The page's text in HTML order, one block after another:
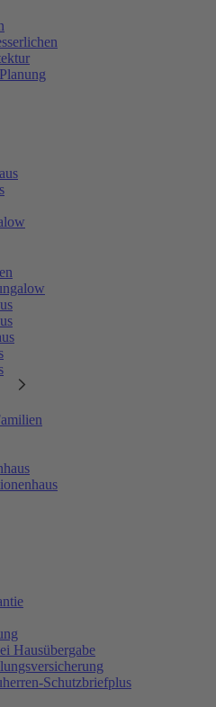
Hausübergabe
Schutzbriefplus